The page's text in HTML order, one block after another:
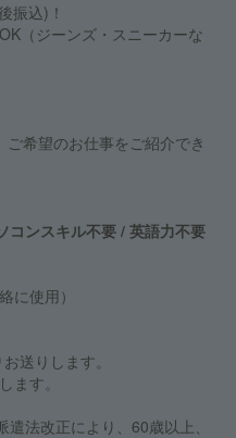
振込)！
（ジーンズ・スニーカーな
希望のお仕事をご紹介でき
コンスキル不要 / 英語力不要
に使用）
送りします。
ます。
法改正により、60歳以上、